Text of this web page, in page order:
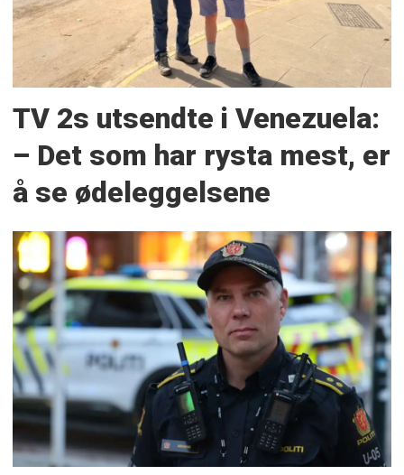
TV 2s utsendte i Venezuela:
– Det som har rysta mest, er
å se ødeleggelsene